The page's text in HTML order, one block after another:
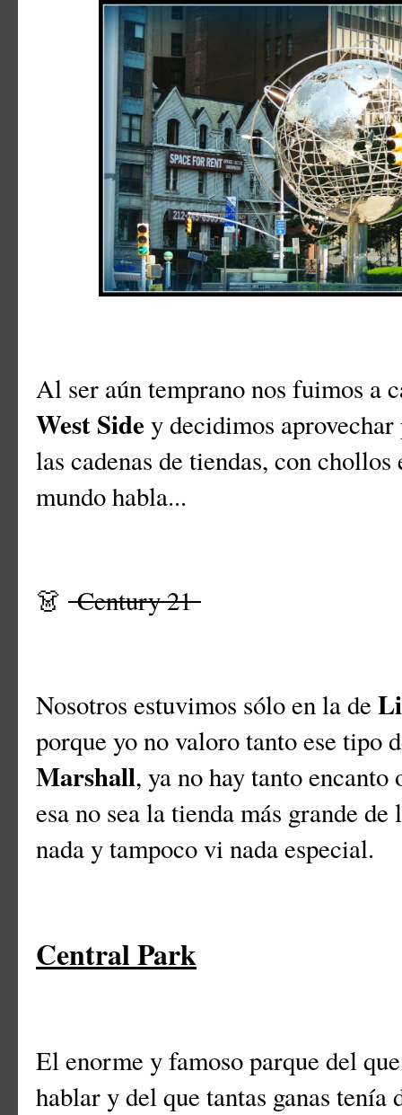
Al ser aún temprano nos fuimos a
West Side y decidimos
las cadenas de tiendas, con
mundo habla...
👗 Century 21
Nosotros estuvimos sólo en la de
porque yo no valoro tanto ese tipo
Marshall, ya no hay tanto encanto
esa no sea la tienda más grande
nada y tampoco vi nada especial.
Central Park
El enorme y famoso parque del
hablar y del que tantas ganas tenía